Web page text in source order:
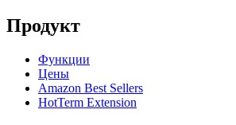
Продукт
Функции
Цены
Amazon Best Sellers
HotTerm Extension